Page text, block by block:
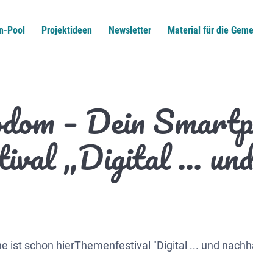
Pool Projektideen Newsletter Material für die
– Dein
„Digital …
ist schon hierThemenfestival "Digital ... und